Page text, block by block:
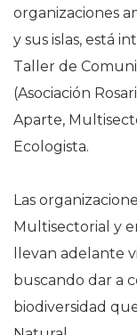
organizaciones
y sus islas, está
Taller de
(Asociación
Aparte,
Ecologista.
Las
Multisectorial y
llevan adelante
buscando dar a
biodiversidad